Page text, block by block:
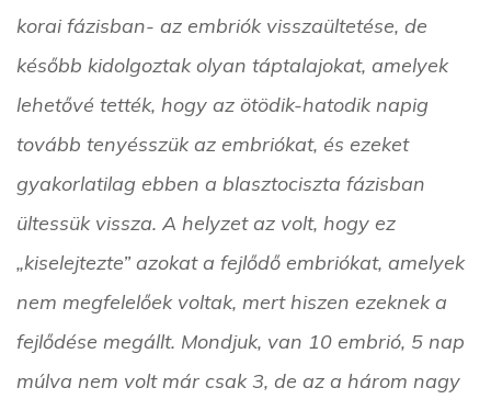
korai fázisban- az embriók visszaültetése, de
később kidolgoztak olyan táptalajokat, amelyek
lehetővé tették, hogy az ötödik-hatodik napig
tovább tenyésszük az embriókat, és ezeket
gyakorlatilag ebben a blasztociszta fázisban
ültessük vissza. A helyzet az volt, hogy ez
„kiselejtezte” azokat a fejlődő embriókat, amelyek
nem megfelelőek voltak, mert hiszen ezeknek a
fejlődése megállt. Mondjuk, van 10 embrió, 5 nap
múlva nem volt már csak 3, de az a három nagy